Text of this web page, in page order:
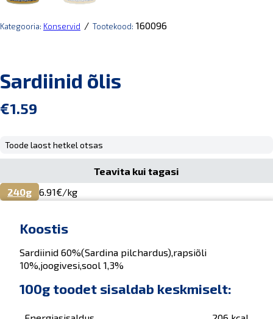
Sardiinid õlis
€1.59
Toode laost hetkel otsas
Teavita kui tagasi
240g
6.91€/kg
Koostis
Sardiinid 60%(Sardina pilchardus),rapsiõli
10%,joogivesi,sool 1,3%
100g toodet sisaldab keskmiselt:
Kategooria: Konservid / Tootekood: 160096